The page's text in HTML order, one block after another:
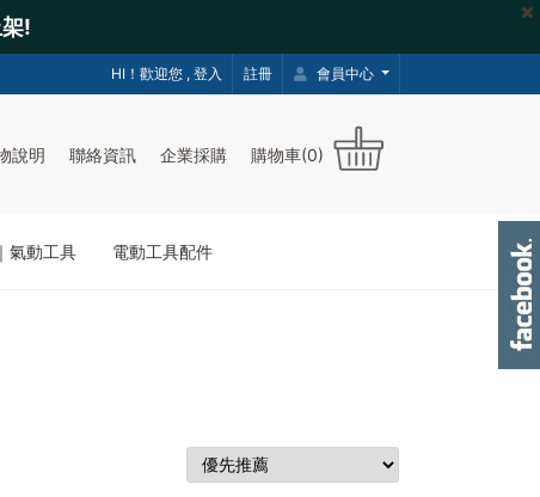
!
HI！歡迎您 , 登入 註冊 會員中心
說明 聯絡資訊 企業採購 購物車(0)
氣動工具 電動工具配件